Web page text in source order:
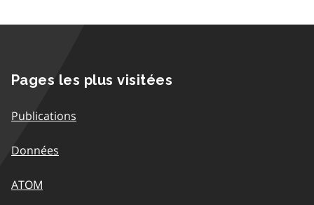
Pages les plus visitées
Publications
Données
ATOM